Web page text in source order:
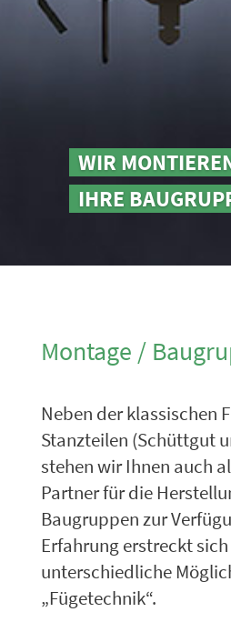
WIR
IHRE
Montage /
Neben der klassischen
Stanzteilen (Schüttgut
stehen wir Ihnen auch
Partner für die
Baugruppen zur
Erfahrung erstreckt
unterschiedliche
„Fügetechnik“.